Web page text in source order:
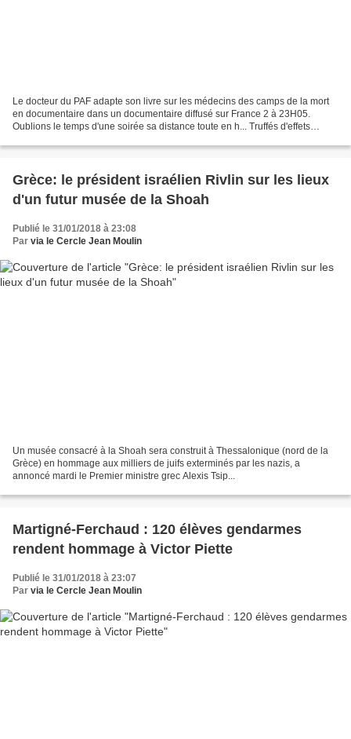
Le docteur du PAF adapte son livre sur les médecins des camps de la mort
en documentaire dans un documentaire diffusé sur France 2 à 23H05.
Oublions le temps d'une soirée sa distance toute en h... Truffés d'effets
Grèce: le président israélien Rivlin sur les lieux
d'un futur musée de la Shoah
Publié le 31/01/2018 à 23:08
Par via le Cercle Jean Moulin
Un musée consacré à la Shoah sera construit à Thessalonique (nord de la
Grèce) en hommage aux milliers de juifs exterminés par les nazis, a
annoncé mardi le Premier ministre grec Alexis Tsip...
Martigné-Ferchaud : 120 élèves gendarmes
rendent hommage à Victor Piette
Publié le 31/01/2018 à 23:07
Par via le Cercle Jean Moulin